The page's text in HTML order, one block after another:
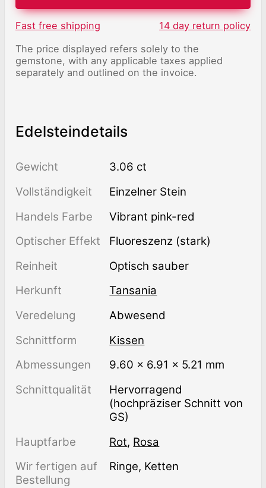
Fast free shipping
14 day return policy
The price displayed refers solely to the
gemstone, with any applicable taxes applied
separately and outlined on the invoice.
Edelsteindetails
Gewicht
3.06 ct
Vollständigkeit
einzelner Stein
Handels Farbe
Vibrant pink-red
Optischer Effekt
Fluoreszenz (stark)
Reinheit
optisch sauber
Herkunft
Tansania
Veredelung
abwesend
Schnittform
Kissen
Abmessungen
9.60 × 6.91 × 5.21 mm
Schnittqualität
Hervorragend
(hochpräziser Schnitt von
GS)
Hauptfarbe
Rot, Rosa
Wir fertigen auf
Bestellung
Ringe, Ketten